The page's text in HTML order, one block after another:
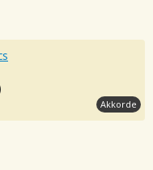
Akkorde